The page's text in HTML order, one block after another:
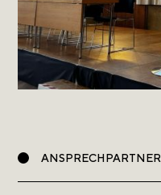
ANSPRECHPARTNER